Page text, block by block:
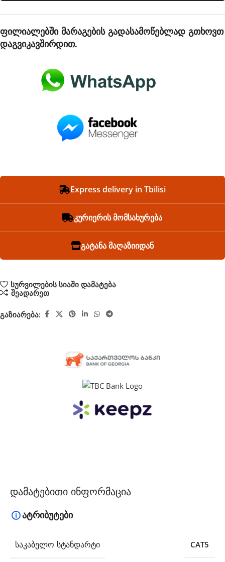
ფილიალებში მარაგების გადასამოწებლად გთხოვთ
დაგვიკავშირდით.
Express delivery in Tbilisi
კურიერის მომსახურება
გატანა მაღაზიიდან
სურვილების სიაში დამატება
შეადარეთ
გაზიარება:
დამატებითი ინფორმაცია
ატრიბუტები
ᲡᲐᲙᲐᲑᲔᲚᲝ ᲡᲢᲐᲜᲓᲐᲠᲢᲘ CAT5